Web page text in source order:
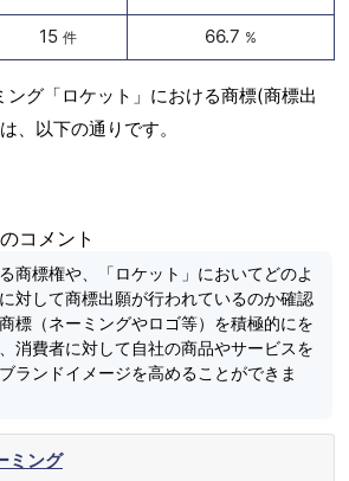
15 件 66.7 %
グ「ロケット」における商標(商標出
、以下の通りです。
コメント
商標権や、「ロケット」においてどのよ
対して商標出願が行われているのか確認
標（ネーミングやロゴ等）を積極的にを
消費者に対して自社の商品やサービスを
ランドイメージを高めることができま
ミング